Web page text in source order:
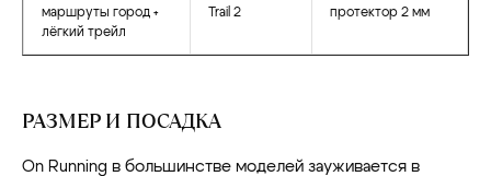
маршруты город +
лёгкий трейл
Trail 2
протектор 2 мм
РАЗМЕР И ПОСАДКА
On Running в большинстве моделей зауживается в